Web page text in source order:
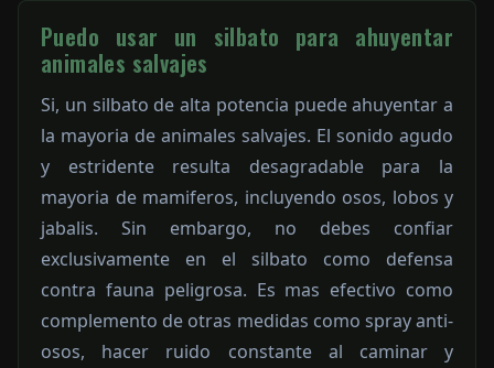
Puedo usar un silbato para ahuyentar
animales salvajes
Si, un silbato de alta potencia puede ahuyentar a
la mayoria de animales salvajes. El sonido agudo
y estridente resulta desagradable para la
mayoria de mamiferos, incluyendo osos, lobos y
jabalis. Sin embargo, no debes confiar
exclusivamente en el silbato como defensa
contra fauna peligrosa. Es mas efectivo como
complemento de otras medidas como spray anti-
osos, hacer ruido constante al caminar y